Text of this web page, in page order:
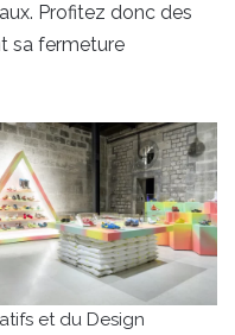
Profitez donc des
sa fermeture
et du Design